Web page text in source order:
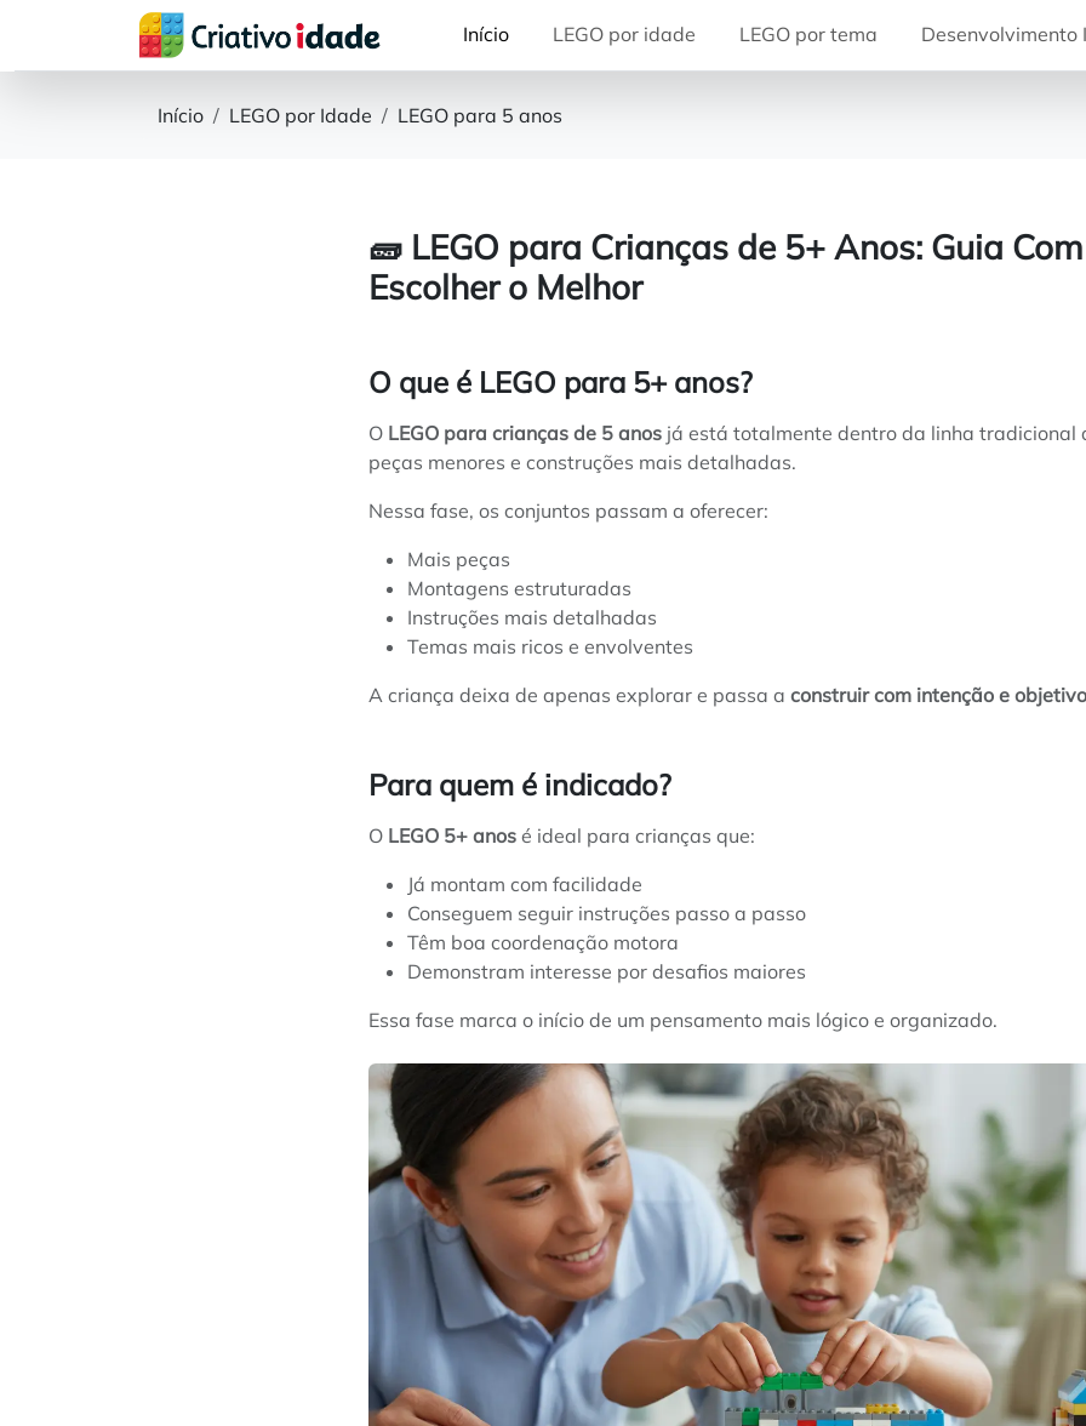
Início LEGO por idade LEGO por tema
Início LEGO por Idade LEGO para 5 anos
🧱 LEGO para Crianças de 5+ Anos: Guia
Escolher o Melhor
O que é LEGO para 5+ anos?
O LEGO para crianças de 5 anos já está totalmente dentro da linha tradicional
peças menores e construções mais detalhadas.
Nessa fase, os conjuntos passam a oferecer:
Mais peças
Montagens estruturadas
Instruções mais detalhadas
Temas mais ricos e envolventes
A criança deixa de apenas explorar e passa a construir com intenção e objetivo
Para quem é indicado?
O LEGO 5+ anos é ideal para crianças que:
Já montam com facilidade
Conseguem seguir instruções passo a passo
Têm boa coordenação motora
Demonstram interesse por desafios maiores
Essa fase marca o início de um pensamento mais lógico e organizado.